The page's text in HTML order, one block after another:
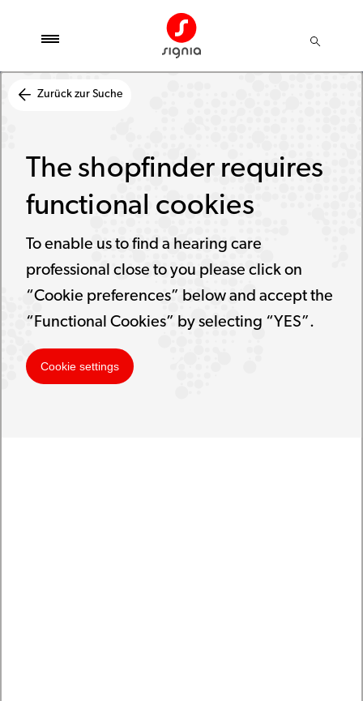
Zurück zur Suche
The shopfinder requires
functional cookies
To enable us to find a hearing care
professional close to you please click on
“Cookie preferences” below and accept the
“Functional Cookies” by selecting “YES”.
Cookie settings